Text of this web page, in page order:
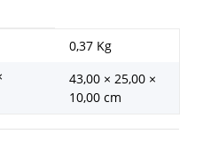
0,37 Kg
43,00 × 25,00 ×
10,00 cm